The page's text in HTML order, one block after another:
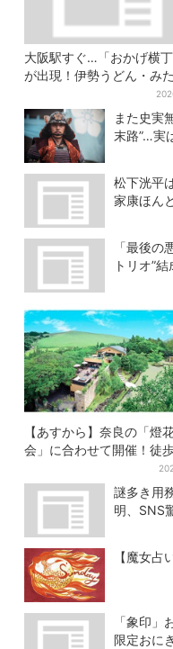
大阪駅すぐ…「おかげ横丁
が出現！伊勢うどん・み
しだんご・かき氷など、
グルメが集結
また史実
末路”…実
松下洸平
家康ほん
「最後の
トリオ”
【あすから】奈良の「燈
会」に合わせて開催！徒
分…結婚式場が“バル”に
で食事が楽しめる謎多き用
明、SNS
【魔女
「象印」
限定おに